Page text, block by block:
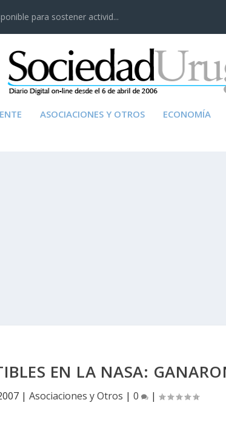
para sostener activid...
ASOCIACIONES Y OTROS ECONOMÍA
EN LA NASA:
| Asociaciones y Otros | 0 |